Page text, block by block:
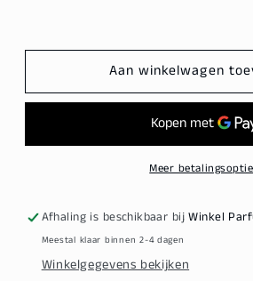
Topform
Permanent
500ml
Topform
Permanent
500ml
Aan winkelwagen
Meer
Afhaling is beschikbaar bijWinkel
Meestal klaar binnen 2-4 dagen
Winkelgegevens bekijken